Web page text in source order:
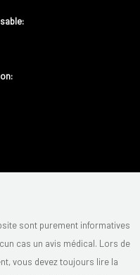
:
sont purement informatives
cas un avis médical. Lors de
vous devez toujours lire la